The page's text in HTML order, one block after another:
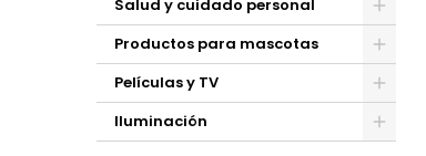
Salud y cuidado personal
Productos para mascotas
Películas y TV
Iluminación